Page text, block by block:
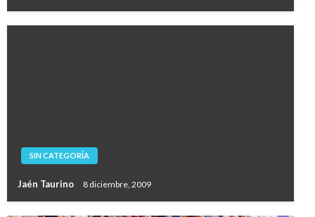
SIN CATEGORÍA
Jaén Taurino 8 diciembre, 2009